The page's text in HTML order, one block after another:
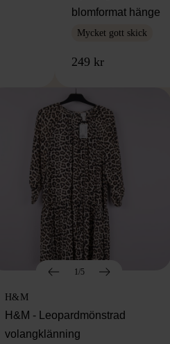
blomformat hänge
Mycket gott skick
249 kr
1/5
H&M
H&M - Leopardmönstrad
volangklänning